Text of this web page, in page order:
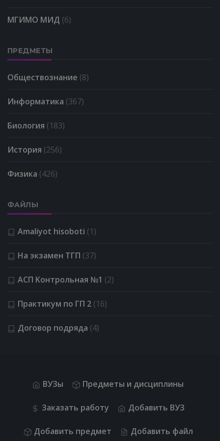
МГИМО МИД (6)
ПРЕДМЕТЫ
Обществознание (8)
Информатика (367)
Биология (183)
История (256)
Физика (426)
ФАЙЛЫ
Amaliyot hisoboti (1)
На экзамен ТГП (37)
АСП Kонтрольная №1 (2)
Практикум по ГП 2 (16)
Договор подряда (4)
ВУЗы Предметы и дисциплины
Заказать работу Добавить ВУЗ
Добавить предмет Добавить файл